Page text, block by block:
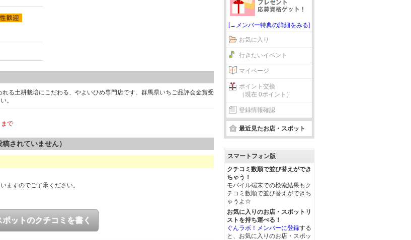
る土耕栽培にこだわる、やよいひめ専門店です。群馬県いちご品評会金賞受
。
で
されていません）
ますのでご了承ください。
ポットのクチコミを書く
[→メンバー特典の詳細をみる]
お気に入り
行きたいイベント
マイページ
ポイント交換
（現在 0ポイント）
登録情報確認
最近見たお店・スポット
スマートフォン版
クチコミ数順で並び替えができ
ちゃう！
モバイル端末での検索結果もク
チコミ数順で並び替えができち
ゃうよ☆
お気に入りのお店・スポットリ
ストを持ち運べる！
ぐんラボ！メンバーに登録する
と、お気に入りのお店・スポッ